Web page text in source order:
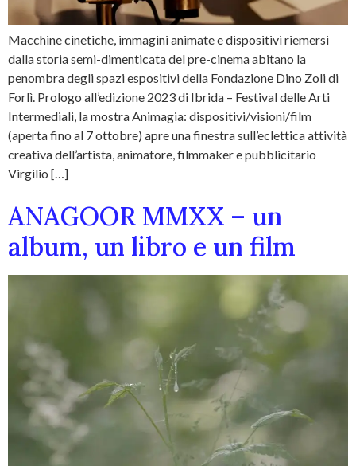
Macchine cinetiche, immagini animate e dispositivi riemersi
dalla storia semi-dimenticata del pre-cinema abitano la
penombra degli spazi espositivi della Fondazione Dino Zoli di
Forlì. Prologo all’edizione 2023 di Ibrida – Festival delle Arti
Intermediali, la mostra Animagia: dispositivi/visioni/film
(aperta fino al 7 ottobre) apre una finestra sull’eclettica attività
creativa dell’artista, animatore, filmmaker e pubblicitario
Virgilio […]
ANAGOOR MMXX – un
album, un libro e un film